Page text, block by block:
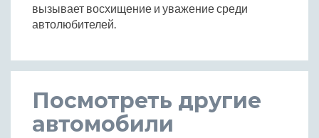
вызывает восхищение и уважение среди
автолюбителей.
Посмотреть другие
автомобили